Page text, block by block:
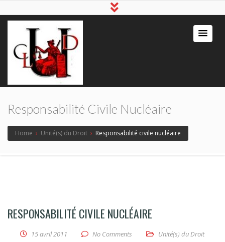
Responsabilité Civile Nucléaire
Home › Unité(s) du Droit › Responsabilité civile nucléaire
RESPONSABILITÉ CIVILE NUCLÉAIRE
15 avril 2011 No Comments
Unité(s) du Droit